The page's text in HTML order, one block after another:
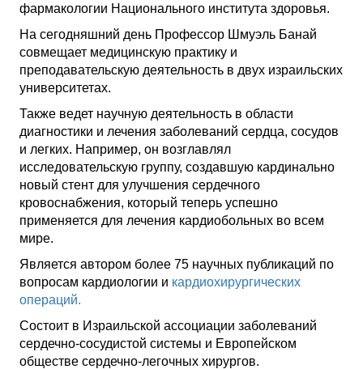
фармакологии Национального института здоровья.
На сегодняшний день Профессор Шмуэль Банай
совмещает медицинскую практику и
преподавательскую деятельность в двух израильских
университетах.
Также ведет научную деятельность в области
диагностики и лечения заболеваний сердца, сосудов
и легких. Например, он возглавлял
исследовательскую группу, создавшую кардинально
новый стент для улучшения сердечного
кровоснабжения, который теперь успешно
применяется для лечения кардиобольных во всем
мире.
Является автором более 75 научных публикаций по
вопросам кардиологии и кардиохирургических
операций.
Состоит в Израильской ассоциации заболеваний
сердечно-сосудистой системы и Европейском
обществе сердечно-легочных хирургов.